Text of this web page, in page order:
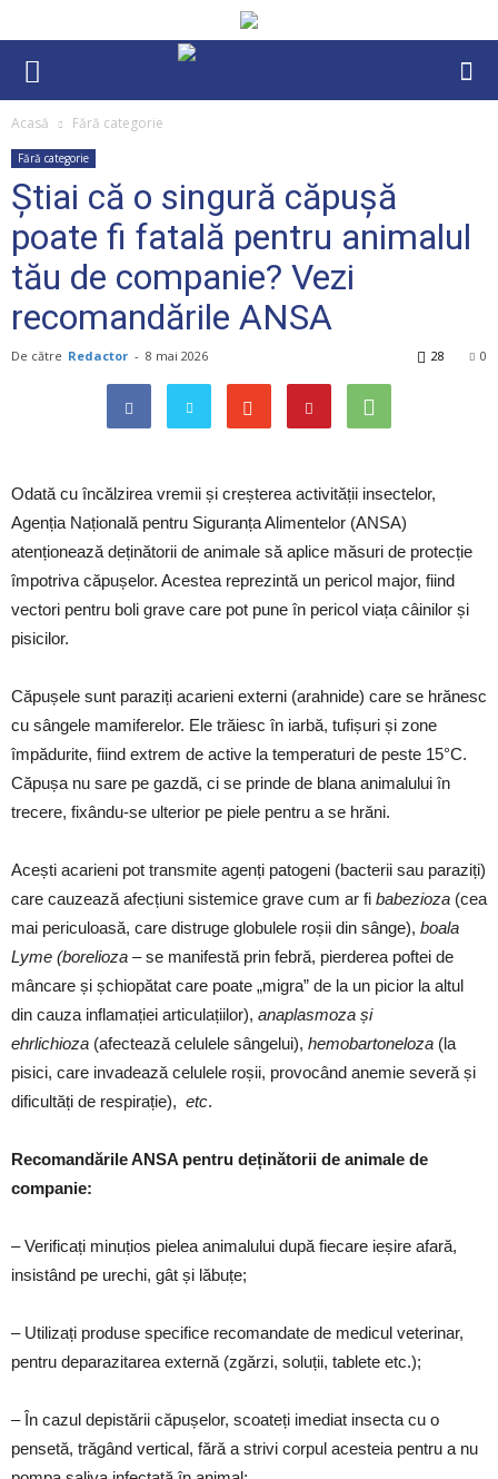
Acasă Fără categorie
Fără categorie
Știai că o singură căpușă
poate fi fatală pentru animalul
tău de companie? Vezi
recomandările ANSA
De către Redactor - 8 mai 2026 0
28
Odată cu încălzirea vremii și creșterea activității insectelor,
Agenția Națională pentru Siguranța Alimentelor (ANSA)
atenționează deținătorii de animale să aplice măsuri de protecție
împotriva căpușelor. Acestea reprezintă un pericol major, fiind
vectori pentru boli grave care pot pune în pericol viața câinilor și
pisicilor.
Căpușele sunt paraziți acarieni externi (arahnide) care se hrănesc
cu sângele mamiferelor. Ele trăiesc în iarbă, tufișuri și zone
împădurite, fiind extrem de active la temperaturi de peste 15°C.
Căpușa nu sare pe gazdă, ci se prinde de blana animalului în
trecere, fixându-se ulterior pe piele pentru a se hrăni.
Acești acarieni pot transmite agenți patogeni (bacterii sau paraziți)
care cauzează afecțiuni sistemice grave cum ar fi babezioza (cea
mai periculoasă, care distruge globulele roșii din sânge), boala
Lyme (borelioza –se manifestă prin febră, pierderea poftei de
mâncare și șchiopătat care poate „migra” de la un picior la altul
din cauza inflamației articulațiilor), anaplasmoza și
ehrlichioza (afectează celulele sângelui), hemobartoneloza (la
pisici, care invadează celulele roșii, provocând anemie severă și
dificultăți de respirație), etc.
Recomandările ANSA pentru deținătorii de animale de
companie:
– Verificați minuțios pielea animalului după fiecare ieșire afară,
insistând pe urechi, gât și lăbuțe;
– Utilizați produse specifice recomandate de medicul veterinar,
pentru deparazitarea externă (zgărzi, soluții, tablete etc.);
– În cazul depistării căpușelor, scoateți imediat insecta cu o
pensetă, trăgând vertical, fără a strivi corpul acesteia pentru a nu